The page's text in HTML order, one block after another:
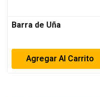
Barra de Uña
Agregar Al Carrito